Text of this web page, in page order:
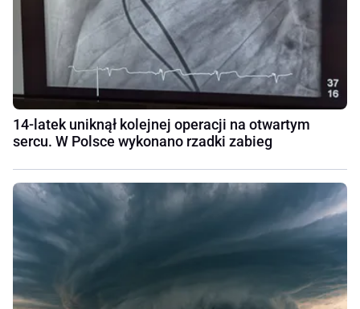
14-latek uniknął kolejnej operacji na otwartym
sercu. W Polsce wykonano rzadki zabieg